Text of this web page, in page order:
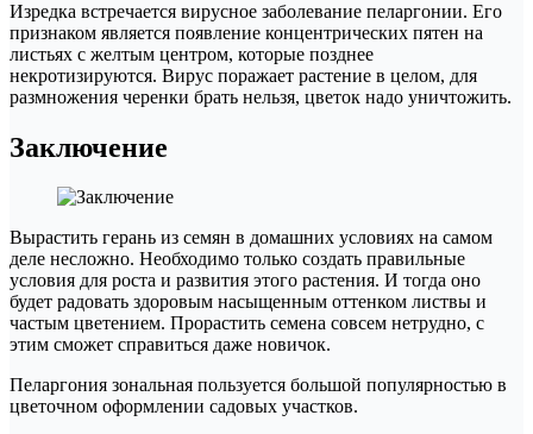
Изредка встречается вирусное заболевание пеларгонии. Его
признаком является появление концентрических пятен на
листьях с желтым центром, которые позднее
некротизируются. Вирус поражает растение в целом, для
размножения черенки брать нельзя, цветок надо уничтожить.
Заключение
Вырастить герань из семян в домашних условиях на самом
деле несложно. Необходимо только создать правильные
условия для роста и развития этого растения. И тогда оно
будет радовать здоровым насыщенным оттенком листвы и
частым цветением. Прорастить семена совсем нетрудно, с
этим сможет справиться даже новичок.
Пеларгония зональная пользуется большой популярностью в
цветочном оформлении садовых участков.